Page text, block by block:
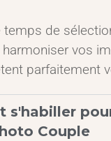
de
vos
parfaitement
s'habiller
Couple